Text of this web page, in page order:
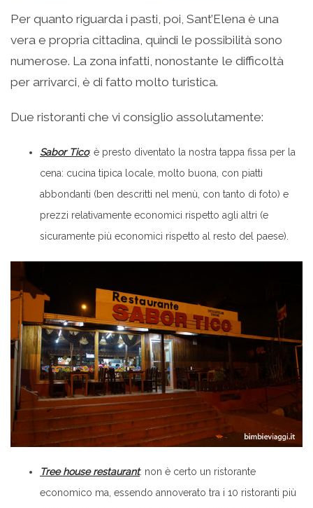
Per quanto riguarda i pasti, poi, Sant’Elena è una
vera e propria cittadina, quindi le possibilità sono
numerose. La zona infatti, nonostante le difficoltà
per arrivarci, è di fatto molto turistica.
Due ristoranti che vi consiglio assolutamente:
Sabor Tico: è presto diventato la nostra tappa fissa per la
cena: cucina tipica locale, molto buona, con piatti
abbondanti (ben descritti nel menù, con tanto di foto) e
prezzi relativamente economici rispetto agli altri (e
sicuramente più economici rispetto al resto del paese).
Tree house restaurant: non è certo un ristorante
economico ma, essendo annoverato tra i 10 ristoranti più